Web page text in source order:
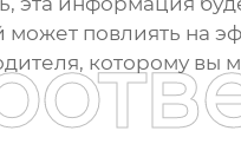
может повлиять на
которому вы